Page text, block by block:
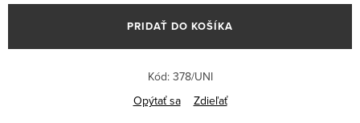
cena:
PRIDAŤ DO KOŠÍKA
Kód: 378/UNI
Opýtať sa
Zdieľať